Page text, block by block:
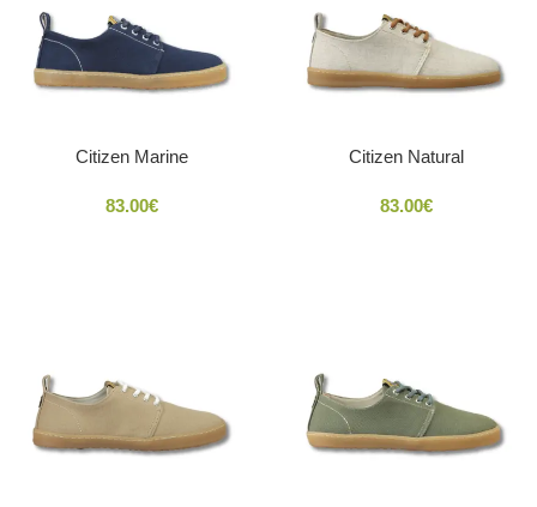
Citizen Marine
83.00€
Citizen Natural
83.00€